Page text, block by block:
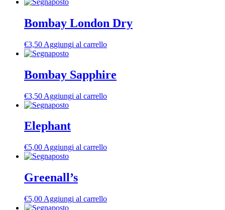
Bombay London Dry
€3,50 Aggiungi al carrello
Bombay Sapphire
€3,50 Aggiungi al carrello
Elephant
€5,00 Aggiungi al carrello
Greenall’s
€5,00 Aggiungi al carrello